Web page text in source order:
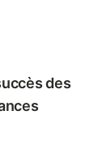
des